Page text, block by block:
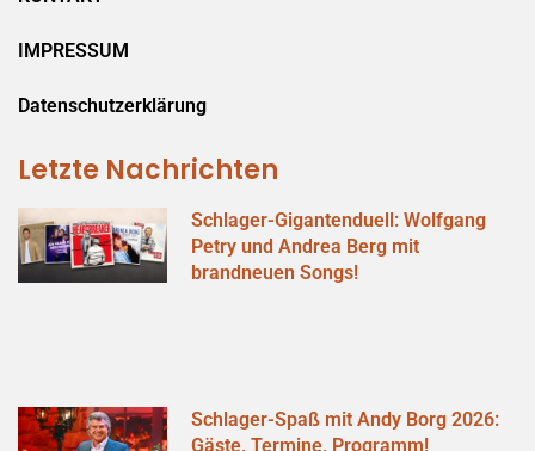
IMPRESSUM
Datenschutzerklärung
Letzte Nachrichten
Schlager-Gigantenduell: Wolfgang
Petry und Andrea Berg mit
brandneuen Songs!
Schlager-Spaß mit Andy Borg 2026:
Gäste, Termine, Programm!